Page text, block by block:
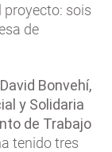
proyecto: sois
de
Bonvehí,
y Solidaria
de Trabajo
tenido tres